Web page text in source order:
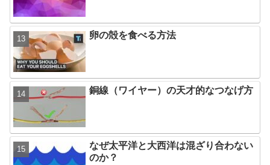
卵の殻を食べる方法
銅線（ワイヤー）の天才的なつなげ方
なぜ太平洋と大西洋は混ざり合わない
のか？